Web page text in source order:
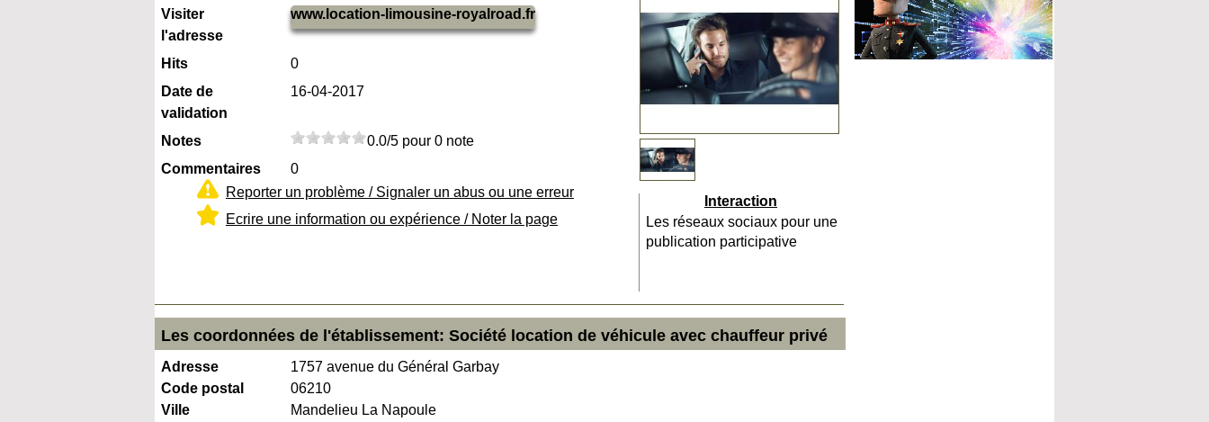
Visiter
l'adresse
www.location-limousine-royalroad.fr
Hits
0
Date de
validation
16-04-2017
Notes
0.0/5 pour 0 note
Commentaires
0
Reporter un problème / Signaler un abus ou une erreur
Ecrire une information ou expérience / Noter la page
Interaction
Les réseaux sociaux pour une
publication participative
Les coordonnées de l'établissement: Société location de véhicule avec chauffeur privé
Adresse
1757 avenue du Général Garbay
Code postal
06210
Ville
Mandelieu La Napoule